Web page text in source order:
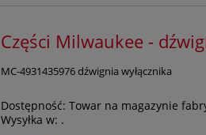
Części Milwaukee -
MC-4931435976 dźwignia wyłącznika
Dostępność: Towar na magazynie
Wysyłka w: .